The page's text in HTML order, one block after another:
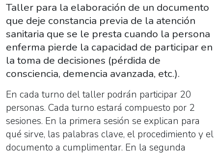
presta
cuando
la
persona
enferma
pierde
la
capacidad
de
participar
en
Taller para la elaboración de un documento
que deje constancia previa de la atención
sanitaria que se le presta cuando la persona
enferma pierde la capacidad de participar en
la toma de decisiones (pérdida de
consciencia, demencia avanzada, etc.).
En cada turno del taller podrán participar 20
personas. Cada turno estará compuesto por 2
sesiones. En la primera sesión se explican para
qué sirve, las palabras clave, el procedimiento y el
documento a cumplimentar. En la segunda